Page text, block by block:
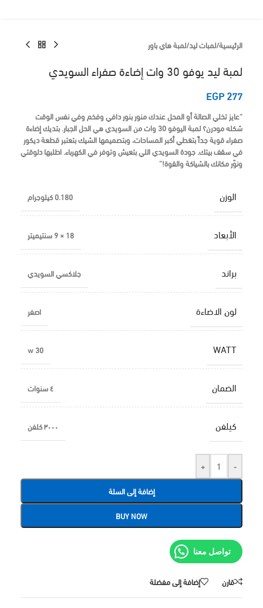
الرئيسية/لمبات ليد/لمبة هاي باور
لمبة ليد يوفو 30 وات إضاءة صفراء السويدي
EGP277
“عايز تخلي الصالة أو المحل عندك منور بنور دافي وفخم وفي نفس الوقت
شكله مودرن؟ لمبة اليوفو 30 وات من السويدي هي الحل الجبار. بتديك إضاءة
صفراء قوية جداً بتغطي أكبر المساحات، وبتصميمها الشيك بتعتبر قطعة ديكور
في سقف بيتك. جودة السويدي اللي بتعيش وتوفر في الكهرباء. اطلبها دلوقتي
ونوّر مكانك بالشياكة والقوة!”
الوزن 0.180 كيلوجرام
الأبعاد 18 × 9 سنتيميتر
براند جلاكسي السويدي
لون الاضاءة اصفر
WATT
30 w
الضمان ٤ سنوات
كيلفن ٣٠٠٠ كلفن
-
+
إضافة إلى السلة
BUY NOW
تواصل معنا
قارن إضافة إلى مفضلة